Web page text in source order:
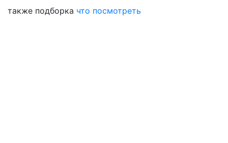
также подборка что посмотреть